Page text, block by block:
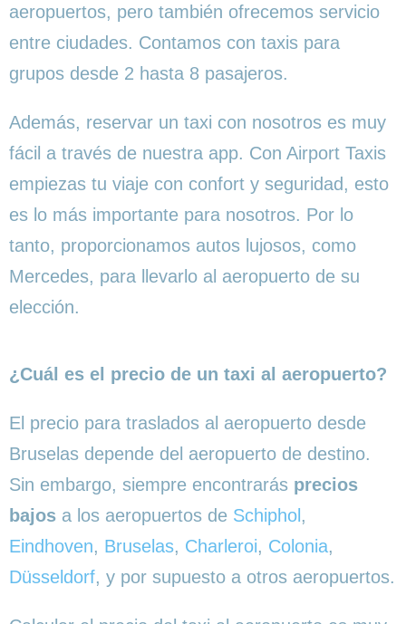
aeropuertos, pero también ofrecemos servicio
entre ciudades. Contamos con taxis para
grupos desde 2 hasta 8 pasajeros.
Además, reservar un taxi con nosotros es muy
fácil a través de nuestra app. Con Airport Taxis
empiezas tu viaje con confort y seguridad, esto
es lo más importante para nosotros. Por lo
tanto, proporcionamos autos lujosos, como
Mercedes, para llevarlo al aeropuerto de su
elección.
¿Cuál es el precio de un taxi al aeropuerto?
El precio para traslados al aeropuerto desde
Bruselas depende del aeropuerto de destino.
Sin embargo, siempre encontrarás precios
bajos a los aeropuertos de Schiphol ,
Eindhoven, Bruselas, Charleroi, Colonia,
Düsseldorf, y por supuesto a otros aeropuertos.